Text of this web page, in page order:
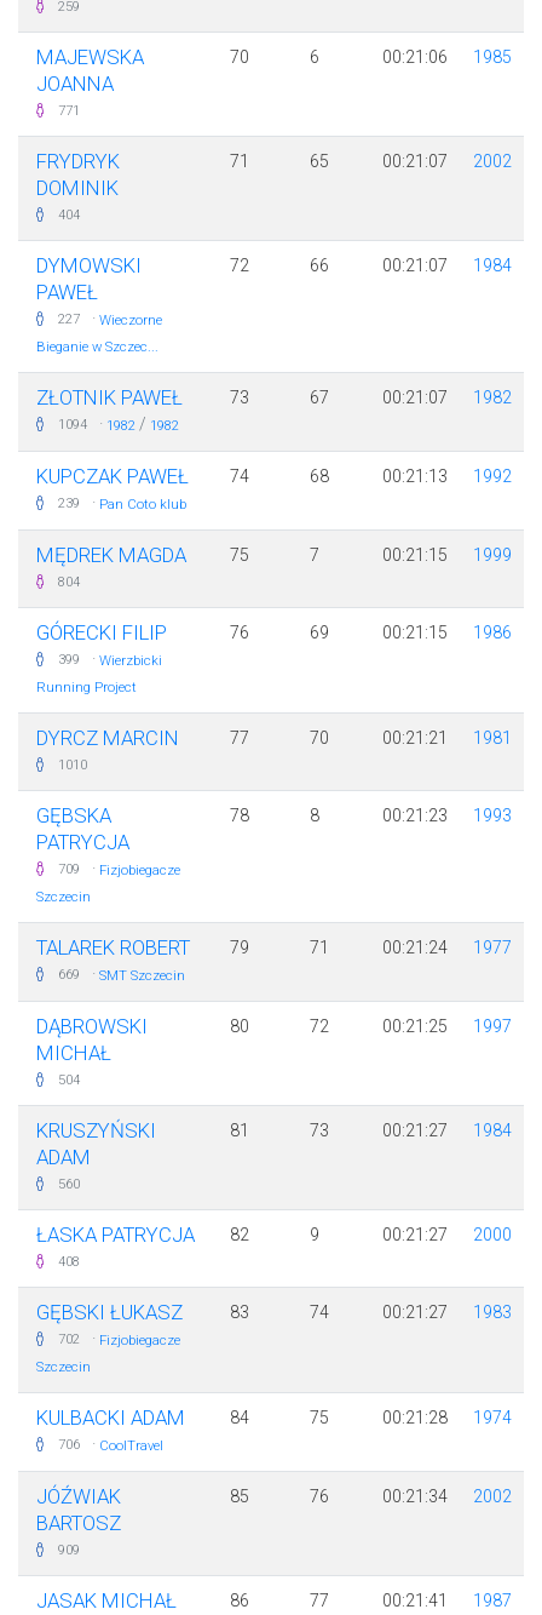
259
MAJEWSKA
JOANNA
771
70 6 00:21:06 1985
FRYDRYK
DOMINIK
404
71 65 00:21:07 2002
DYMOWSKI
PAWEŁ
227 · Wieczorne
Bieganie w Szczec...
72 66 00:21:07 1984
ZŁOTNIK PAWEŁ
1094 · 1982 / 1982
73 67 00:21:07 1982
KUPCZAK PAWEŁ
239 · Pan Coto klub
74 68 00:21:13 1992
MĘDREK MAGDA
804
75 7 00:21:15 1999
GÓRECKI FILIP
399 · Wierzbicki
Running Project
76 69 00:21:15 1986
DYRCZ MARCIN
1010
77 70 00:21:21 1981
GĘBSKA
PATRYCJA
709 · Fizjobiegacze
Szczecin
78 8 00:21:23 1993
TALAREK ROBERT
669 · SMT Szczecin
79 71 00:21:24 1977
DĄBROWSKI
MICHAŁ
504
80 72 00:21:25 1997
KRUSZYŃSKI
ADAM
560
81 73 00:21:27 1984
ŁASKA PATRYCJA
408
82 9 00:21:27 2000
GĘBSKI ŁUKASZ
702 · Fizjobiegacze
Szczecin
83 74 00:21:27 1983
KULBACKI ADAM
706 · CoolTravel
84 75 00:21:28 1974
JÓŹWIAK
BARTOSZ
909
85 76 00:21:34 2002
JASAK MICHAŁ 86 77 00:21:41 1987